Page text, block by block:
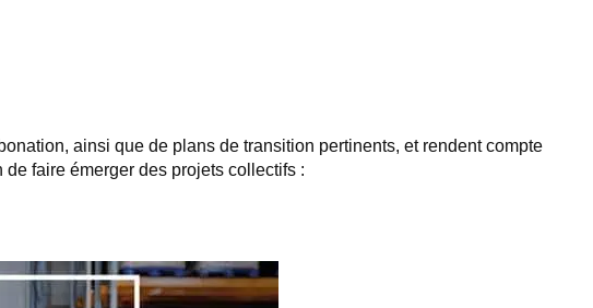
ainsi que de plans de transition pertinents, et rendent compte
faire émerger des projets collectifs :